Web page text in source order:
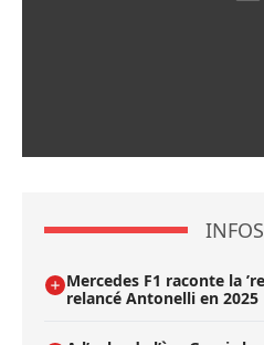
Mercedes F1 raconte la
relancé Antonelli en 2025